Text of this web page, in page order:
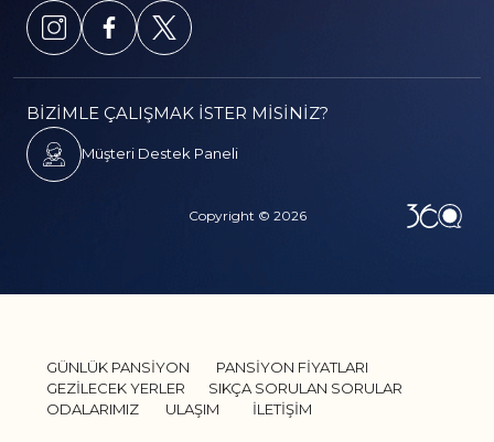
Müşteri Destek Paneli
BİZİMLE ÇALIŞMAK İSTER MİSİNİZ?
Copyright © 2026
GÜNLÜK PANSİYON
PANSİYON FİYATLARI
GEZİLECEK YERLER
SIKÇA SORULAN SORULAR
ODALARIMIZ
ULAŞIM İLETİŞİM